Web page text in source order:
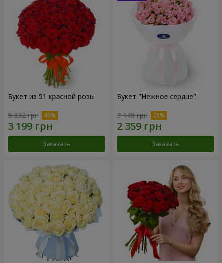
Букет из 51 красной розы
5 332 грн
Заказать
Букет "Нежное сердце"
3 145 грн
Заказать